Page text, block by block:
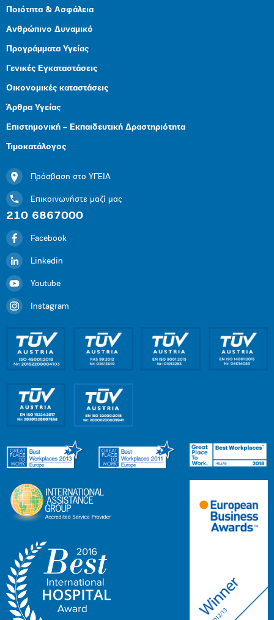
Ποιότητα & Ασφάλεια
Ανθρώπινο Δυναμικό
Προγράμματα Υγείας
Γενικές Εγκαταστάσεις
Οικονομικές καταστάσεις
Άρθρα Υγείας
Επιστημονική – Εκπαιδευτική Δραστηριότητα
Τιμοκατάλογος
Πρόσβαση στο ΥΓΕΙΑ
Επικοινωνήστε μαζί μας
210 6867000
Facebook
Linkedin
Youtube
Instagram